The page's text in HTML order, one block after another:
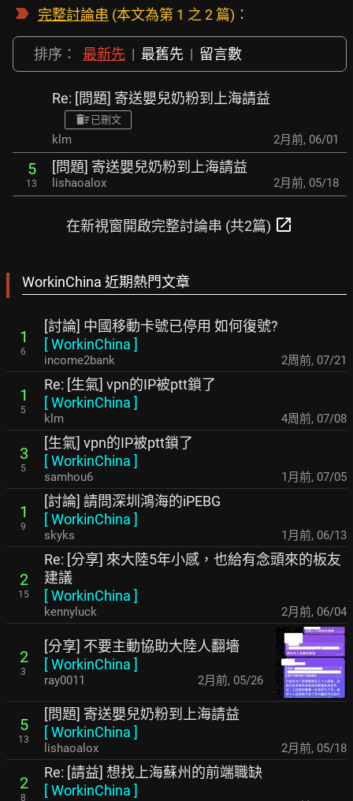
完整討論串 (本文為第 1 之 2 篇)：
排序： 最新先 | 最舊先 | 留言數
Re: [問題] 寄送嬰兒奶粉到上海請益
已刪文
klm 2月前, 06/01
5
13
[問題] 寄送嬰兒奶粉到上海請益
lishaoalox 2月前, 05/18
在新視窗開啟完整討論串 (共2篇) open_in_new
WorkinChina 近期熱門文章
1
6
[討論] 中國移動卡號已停用 如何復號?
[WorkinChina ]
income2bank 2周前, 07/21
1
5
Re: [生氣] vpn的IP被ptt鎖了
[WorkinChina ]
klm 4周前, 07/08
3
5
[生氣] vpn的IP被ptt鎖了
[WorkinChina ]
samhou6 1月前, 07/05
1
9
[討論] 請問深圳鴻海的iPEBG
[WorkinChina ]
skyks 1月前, 06/13
2
15
Re: [分享] 來大陸5年小感，也給有念頭來的板友
建議
[WorkinChina ]
kennyluck 2月前, 06/04
2
3
[分享] 不要主動協助大陸人翻墻
[WorkinChina ]
ray0011 2月前, 05/26
5
13
[問題] 寄送嬰兒奶粉到上海請益
[WorkinChina ]
lishaoalox 2月前, 05/18
2
8
Re: [請益] 想找上海蘇州的前端職缺
[WorkinChina ]